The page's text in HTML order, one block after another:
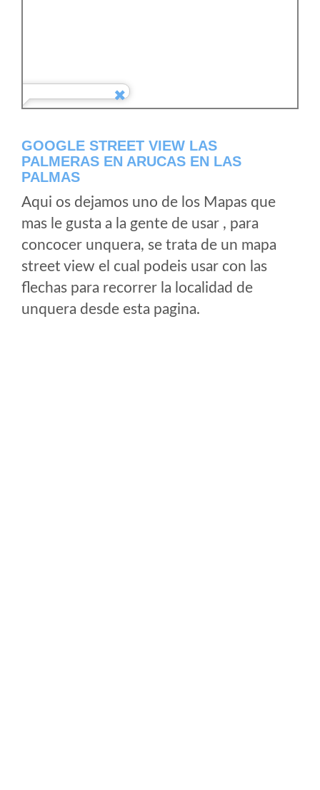
GOOGLE STREET VIEW LAS
PALMERAS EN ARUCAS EN LAS
PALMAS
Aqui os dejamos uno de los Mapas que
mas le gusta a la gente de usar , para
concocer unquera, se trata de un mapa
street view el cual podeis usar con las
flechas para recorrer la localidad de
unquera desde esta pagina.